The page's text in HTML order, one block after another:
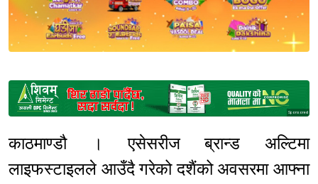
Sponsored
काठमाण्डौ । एसेसरीज ब्रान्ड अल्टिमा
लाइफस्टाइलले आउँदै गरेको दशैंको अवसरमा आफ्ना